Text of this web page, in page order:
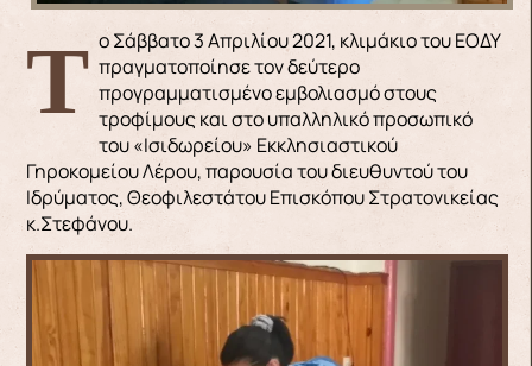
Το Σάββατο 3 Απριλίου 2021, κλιμάκιο του ΕΟΔΥ πραγματοποίησε τον δεύτερο
προγραμματισμένο εμβολιασμό στους
τροφίμους και στο υπαλληλικό προσωπικό
του «Ισιδωρείου» Εκκλησιαστικού
Γηροκομείου Λέρου, παρουσία του διευθυντού του
Ιδρύματος, Θεοφιλεστάτου Επισκόπου Στρατονικείας
κ.Στεφάνου.